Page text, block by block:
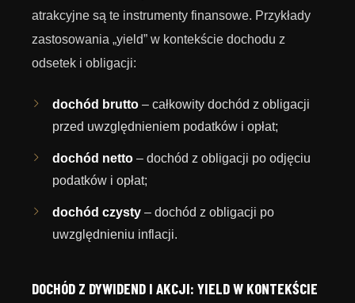
atrakcyjne są te instrumenty finansowe. Przykłady
zastosowania „yield” w kontekście dochodu z
odsetek i obligacji:
dochód brutto – całkowity dochód z obligacji
przed uwzględnieniem podatków i opłat;
dochód netto – dochód z obligacji po odjęciu
podatków i opłat;
dochód czysty – dochód z obligacji po
uwzględnieniu inflacji.
DOCHÓD Z DYWIDEND I AKCJI: YIELD W KONTEKŚCIE